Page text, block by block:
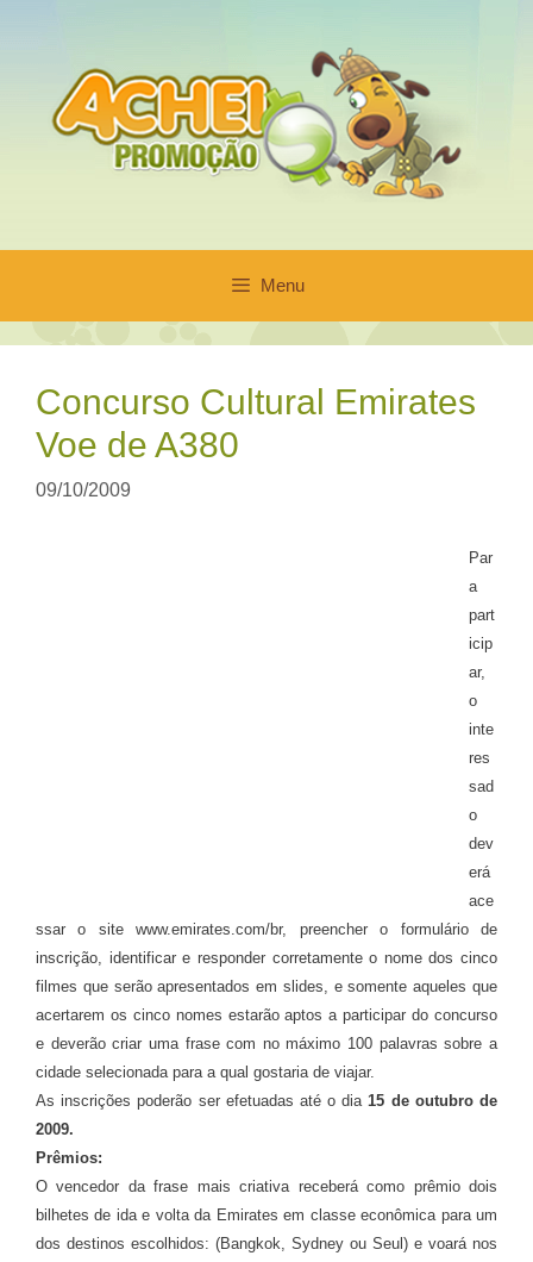
conteúdo
Menu
Concurso Cultural Emirates
Voe de A380
09/10/2009
Par
a
part
icip
ar,
o
inte
res
sad
o
dev
erá
ace
ssar o site www.emirates.com/br, preencher o formulário de
inscrição, identificar e responder corretamenteo nome dos cinco
filmes que serão apresentados em slides, e somente aqueles que
acertarem os cinco nomes estarão aptos a participar do concurso
e deverão criar uma frase com no máximo 100 palavras sobre a
cidade selecionada para a qual gostaria de viajar.
As inscrições poderão ser efetuadas até o dia15 de outubro de
2009.
Prêmios:
O vencedor da frase mais criativa receberá como prêmio dois
bilhetes de ida e volta da Emirates em classe econômica para um
dos destinos escolhidos: (Bangkok, Sydney ou Seul) e voará nos